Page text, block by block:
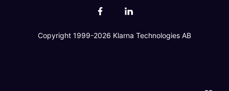
Copyright 1999-2026 Klarna Technologies AB